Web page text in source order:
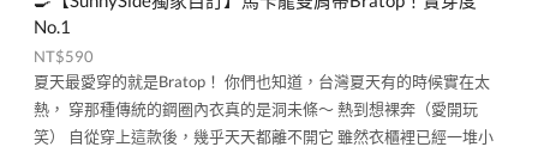
No.1
NT$590
夏天最愛穿的就是Bratop！ 你們也知道，台灣夏天有的時候實在太
熱， 穿那種傳統的鋼圈內衣真的是洞未條～ 熱到想裸奔（愛開玩
笑） 自從穿上這款後，幾乎天天都離不開它 雖然衣櫃裡已經一堆小